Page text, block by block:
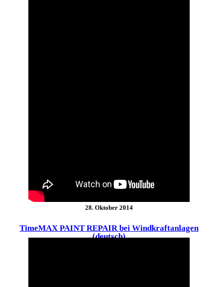
28. Oktober 2014
TimeMAX PAINT REPAIR bei Windkraftanlagen
(deutsch)